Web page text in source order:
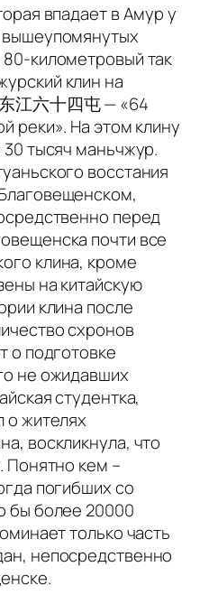
впадает в Амур у
километровый так
клин на
江六十四屯 — «64
реки». На этом клину
тысяч маньчжур.
восстания
перед
почти все
клина, кроме
на китайскую
клина после
схронов
о подготовке
не ожидавших
студентка,
о жителях
воскликнула, что
Понятно кем –
погибших со
бы более 20000
только часть
непосредственно